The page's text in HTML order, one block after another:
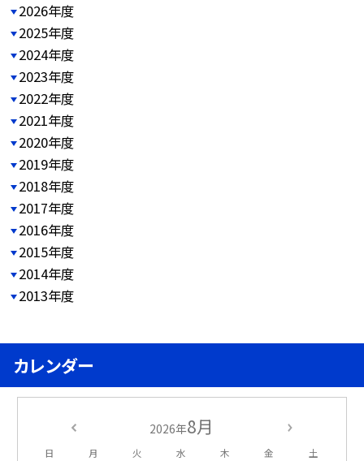
2026年度
2025年度
2024年度
2023年度
2022年度
2021年度
2020年度
2019年度
2018年度
2017年度
2016年度
2015年度
2014年度
2013年度
カレンダー
2026年8月
日 月 火 水 木 金 土